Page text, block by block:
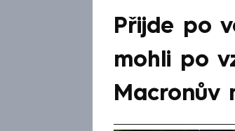
Přijde po
mohli po
Macronův